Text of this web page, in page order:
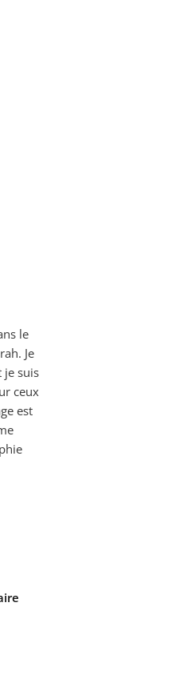
le
Je
je suis
ceux
est